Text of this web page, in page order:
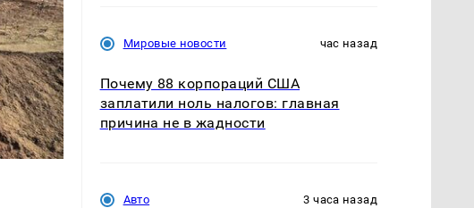
Мировые новости час назад
Почему 88 корпораций США
заплатили ноль налогов: главная
причина не в жадности
Авто 3 часа назад